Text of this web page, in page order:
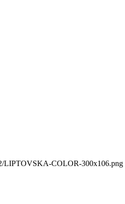
LIPTOVSKA-COLOR-300x106.png